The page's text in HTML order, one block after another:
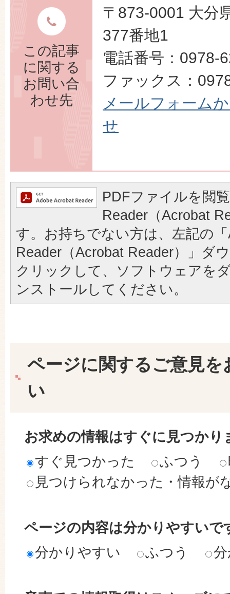
この記事
に関する
お問い合
わせ先
〒873-0001 大分
377番地1
電話番号：0978-
ファックス：
メールフォーム
せ
PDFファイルを閲
Reader（Acrobat
す。お持ちでない方は、左記の
Reader（Acrobat Reader）」ダ
クリックして、ソフトウェアを
ンストールしてください。
ページに関するご意見を
い
お求めの情報はすぐに見つかり
すぐ見つかった
ふつう
見つけられなかった・情報が
ページの内容は分かりやすいで
分かりやすい
ふつう